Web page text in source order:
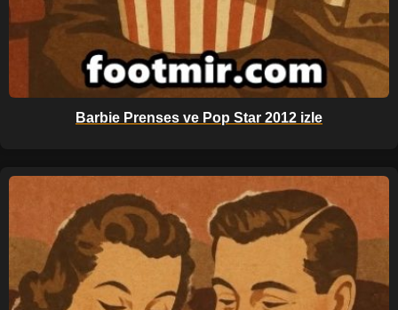
Barbie Prenses ve Pop Star 2012 izle